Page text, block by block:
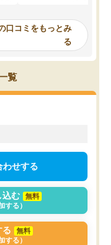
らないところをピンポイ
頂いて、とてもわかり
していました。一生を
スト、多少お金がかかっ
口コミをもっとみ
る
覧
わせする
込む
無料
する）
る
無料
する）